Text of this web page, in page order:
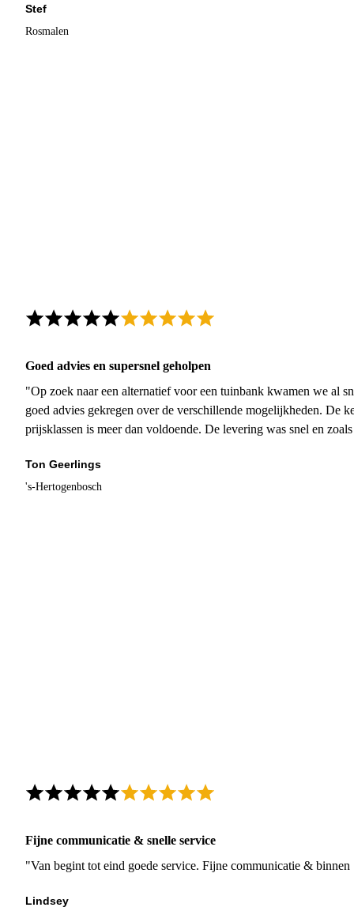
Stef
Rosmalen
Goed advies en supersnel geholpen
"Op zoek naar een alternatief voor een tuinbank kwamen we al
goed advies gekregen over de verschillende mogelijkheden. De
prijsklassen is meer dan voldoende. De levering was snel en
Ton Geerlings
's-Hertogenbosch
Fijne communicatie & snelle service
"Van begint tot eind goede service. Fijne communicatie &
Lindsey